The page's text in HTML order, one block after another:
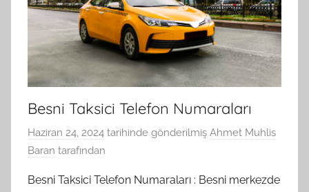
Besni Taksici Telefon Numaraları
Haziran 24, 2024 tarihinde gönderilmiş Ahmet Muhlis
Baran tarafından
Besni Taksici Telefon Numaraları : Besni merkezde